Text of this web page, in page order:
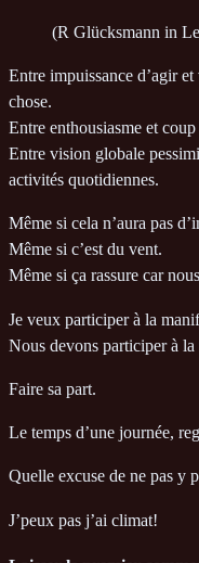
(R Glücksmann in
Entre impuissance d’agir
chose.
Entre enthousiasme et
Entre vision globale
activités quotidiennes.
Même si cela n’aura pas
Même si c’est du vent.
Même si ça rassure car
Je veux participer à la
Nous devons participer à
Faire sa part.
Le temps d’une journée,
Quelle excuse de ne pas y
J’peux pas j’ai climat!